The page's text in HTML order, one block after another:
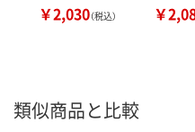
￥2,030（税込） ￥
類似商品と比較